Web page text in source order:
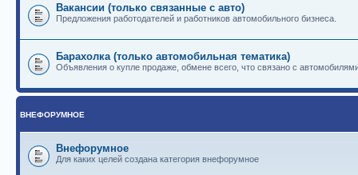
Вакансии (только связанные с авто)
Предложения работодателей и работников автомобильного бизнеса.
Барахолка (только автомобильная тематика)
Объявления о купле продаже, обмене всего, что связано с
ВНЕФОРУМНОЕ
Внефорумное
Для каких целей создана категория внефорумное